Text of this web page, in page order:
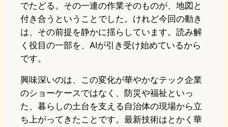
でたどる。その一連の作業そのものが、地図と
付き合うということでした。けれど今回の動き
は、その前提を静かに揺らしています。読み解
く役目の一部を、AIが引き受け始めているから
です。
興味深いのは、この変化が華やかなテック企業
のショーケースではなく、防災や福祉といっ
た、暮らしの土台を支える自治体の現場から立
ち上がってきたことです。最新技術はとかく華